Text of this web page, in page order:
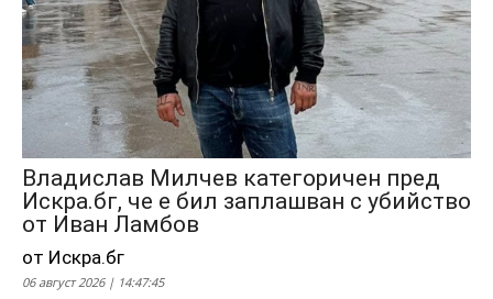
Владислав Милчев категоричен пред
Искра.бг, че е бил заплашван с убийство
от Иван Ламбов
от Искра.бг
06 август 2026 | 14:47:45